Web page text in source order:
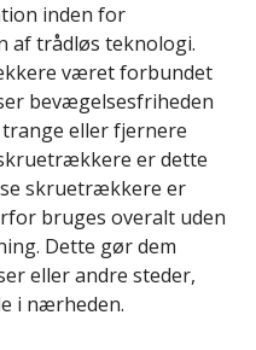
inden for
af ​​trådløs teknologi.
været forbundet
bevægelsesfriheden
eller fjernere
er dette
skruetrækkere er
bruges overalt uden
Dette gør dem
eller andre steder,
i nærheden.